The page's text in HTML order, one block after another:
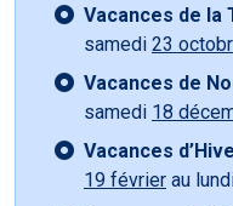
Vacances de la
samedi 23
Vacances de
samedi 18
Vacances
19 février au